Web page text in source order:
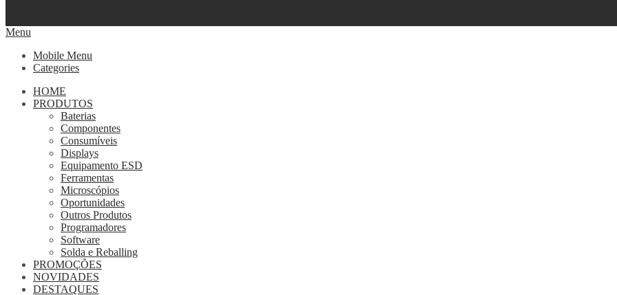
Menu
Mobile Menu
Categories
HOME
PRODUTOS
Baterias
Componentes
Consumíveis
Displays
Equipamento ESD
Ferramentas
Microscópios
Oportunidades
Outros Produtos
Programadores
Software
Solda e Reballing
PROMOÇÕES
NOVIDADES
DESTAQUES